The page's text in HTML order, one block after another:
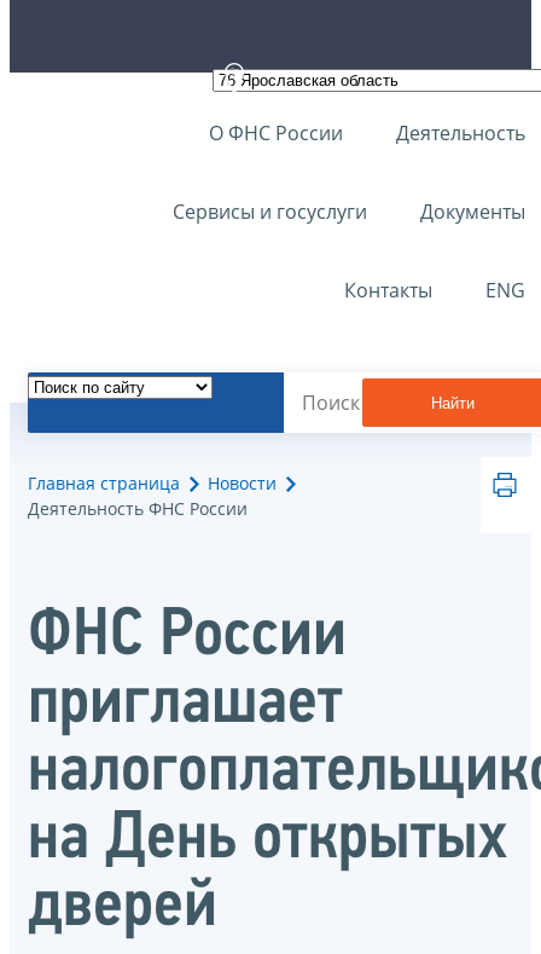
О ФНС России Деятельность
Сервисы и госуслуги Документы
Контакты ENG
Найти
Главная страница
Новости
Деятельность ФНС России
ФНС России
приглашает
на День открытых
дверей